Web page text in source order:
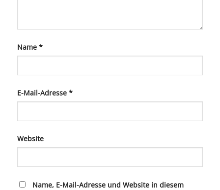
Name *
E-Mail-Adresse *
Website
Name, E-Mail-Adresse und Website in diesem